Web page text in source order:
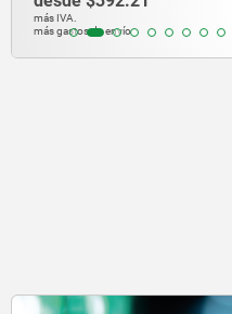
más gastos de envío